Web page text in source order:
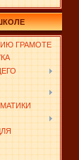
ГРАМОТЕ